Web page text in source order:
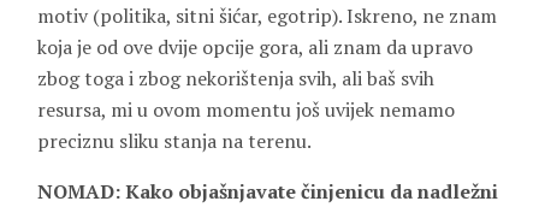
motiv (politika, sitni šićar, egotrip). Iskreno, ne znam
koja je od ove dvije opcije gora, ali znam da upravo
zbog toga i zbog nekorištenja svih, ali baš svih
resursa, mi u ovom momentu još uvijek nemamo
preciznu sliku stanja na terenu.
NOMAD: Kako objašnjavate činjenicu da nadležni